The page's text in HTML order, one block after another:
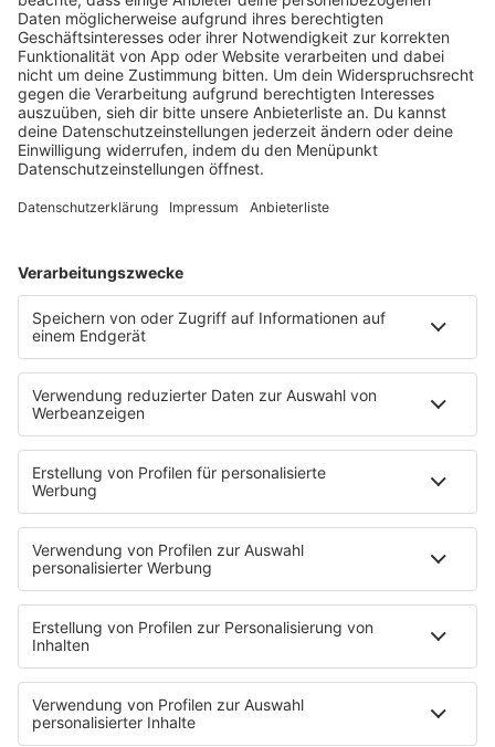
HOME
RADIOS
barba radio
Lagerfeuer
Füße hoch
Schmusekatze
Song Contest
Mädelsabend
Ich hasse Sport
Sonntag Morgen
Strandbar
Putzfimmel
Deutschpop
Deutsche Liebeslieder
PODCASTS
Mit den Waffeln einer Frau
Frühstück bei Barbara
Brave & One
NotAufnahme
"Bewerbung und Karriere"
Aber bitte mit Schlager
Erdbeerkäse
Fitness mit M.A.R.K
Glück in Worten
Todesursache